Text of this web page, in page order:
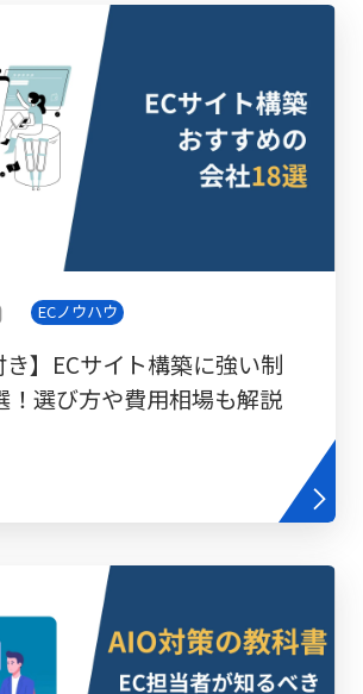
ECノウハウ
き】ECサイト構築に強い制
！選び方や費用相場も解説